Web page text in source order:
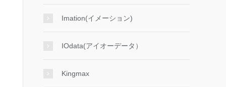
Imation(イメーション)
IOdata(アイオーデータ）
Kingmax